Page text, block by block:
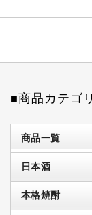
■商品カテゴ
商品一覧
日本酒
本格焼酎